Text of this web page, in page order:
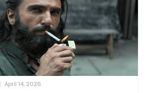
April 14, 2026